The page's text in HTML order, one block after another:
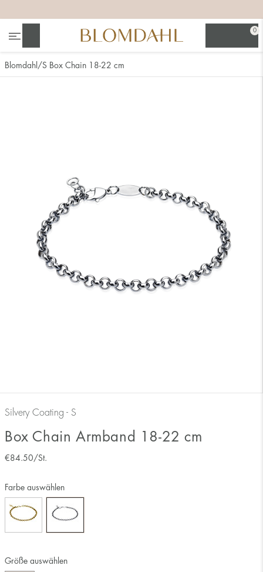
0
Blomdahl S Box Chain 18-22 cm
Silvery Coating - S
Box Chain Armband 18-22 cm
€84.50 /St.
Größe auswählen
Farbe auswählen